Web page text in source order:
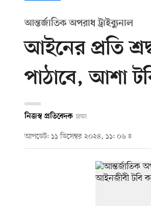
আন্তর্জাতিক অপরাধ ট্রাইব্যুনাল
আইনের প্রতি
পাঠাবে, আশা
নিজস্ব প্রতিবেদক ঢাকা
আপডেট: ১১ ডিসেম্বর ২০২৪, ১১: ০৬